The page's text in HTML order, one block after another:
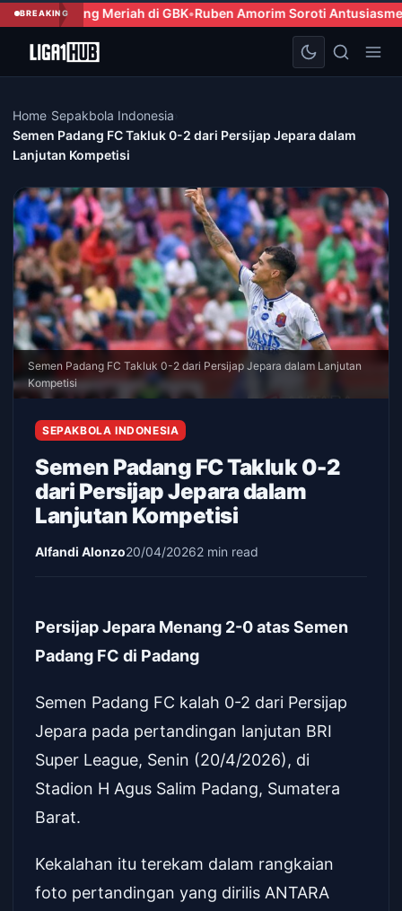
BREAKING
di GBK Ruben Amorim Soroti Antusiasme Penggemar AC
Home Sepakbola Indonesia
Semen Padang FC Takluk 0-2 dari Persijap Jepara dalam
Lanjutan Kompetisi
Semen Padang FC Takluk 0-2 dari Persijap Jepara dalam Lanjutan
Kompetisi
SEPAKBOLA INDONESIA
Semen Padang FC Takluk 0-2
dari Persijap Jepara dalam
Lanjutan Kompetisi
Alfandi Alonzo20/04/20262 min read
Persijap Jepara Menang 2-0 atas Semen
Padang FC di Padang
Semen Padang FC kalah 0-2 dari Persijap
Jepara pada pertandingan lanjutan BRI
Super League, Senin (20/4/2026), di
Stadion H Agus Salim Padang, Sumatera
Barat.
Kekalahan itu terekam dalam rangkaian
foto pertandingan yang dirilis ANTARA